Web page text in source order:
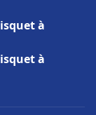
à
à